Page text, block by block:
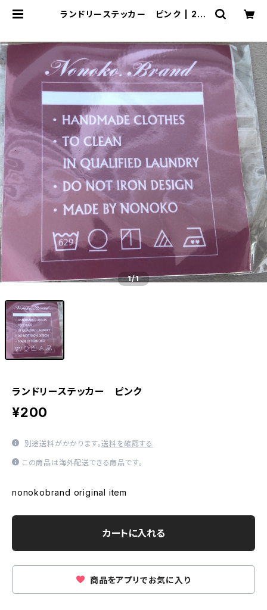
ランドリーステッカー ピンク | 25:
1/1
ランドリーステッカー ピンク
¥200
別途送料がかかります。送料を確認する
この商品は海外配送できる商品です。
nonokobrand original item
カートに入れる
商品をアプリでお気に入り